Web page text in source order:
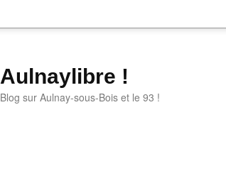
Aulnaylibre !
Blog sur Aulnay-sous-Bois et le 93 !